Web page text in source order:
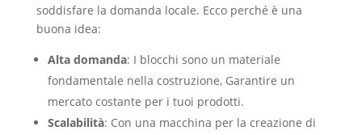
soddisfare la domanda locale. Ecco perché è una
buona idea:
Alta domanda: I blocchi sono un materiale
fondamentale nella costruzione, Garantire un
mercato costante per i tuoi prodotti.
Scalabilità: Con una macchina per la creazione di